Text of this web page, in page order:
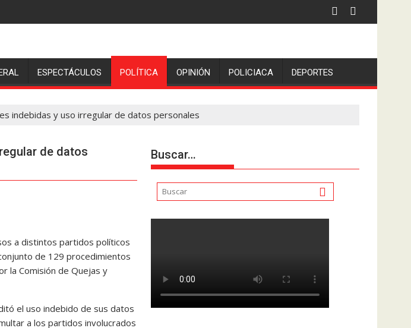
ESPECTÁCULOS POLÍTICA OPINIÓN POLICIACA DEPORTES
indebidas y uso irregular de datos personales
de datos
a distintos partidos políticos
de 129 procedimientos
la Comisión de Quejas y
el uso indebido de sus datos
a los partidos involucrados
Buscar…